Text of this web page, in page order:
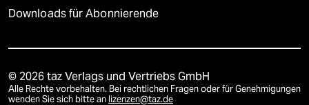
Downloads für Abonnierende
© 2026 taz Verlags und Vertriebs GmbH
Alle Rechte vorbehalten. Bei rechtlichen Fragen oder für Genehmigungen
wenden Sie sich bitte an lizenzen@taz.de